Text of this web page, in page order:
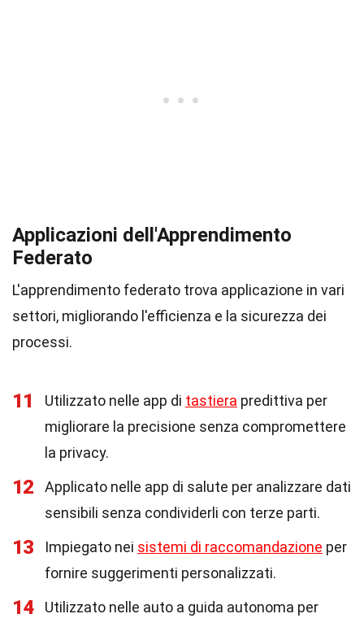
Applicazioni dell'Apprendimento
Federato
L'apprendimento federato trova applicazione in vari
settori, migliorando l'efficienza e la sicurezza dei
processi.
11 Utilizzato nelle app di tastiera predittiva per
migliorare la precisione senza compromettere
la privacy.
12
Applicato nelle app di salute per analizzare dati
sensibili senza condividerli con terze parti.
13 Impiegato nei sistemi di raccomandazione per
fornire suggerimenti personalizzati.
14
Utilizzato nelle auto a guida autonoma per